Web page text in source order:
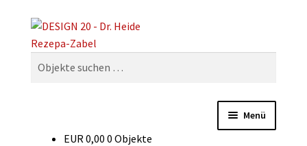
Zur
Navigation
Zum
Inhalt
nach:
Suchen
Menü
EUR 0,00 0 Objekte